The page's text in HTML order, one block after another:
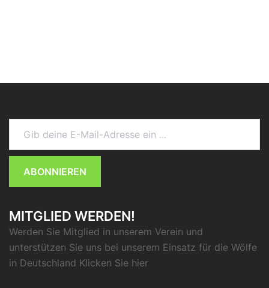
Gib deine E-Mail-Adresse ein ...
ABONNIEREN
MITGLIED WERDEN!
Werden Sie Mitglied in unserem Verein und
unterstützen Sie uns bei unserem Einsatz für die Wölfe
in Deutschland Klicken Sie hier